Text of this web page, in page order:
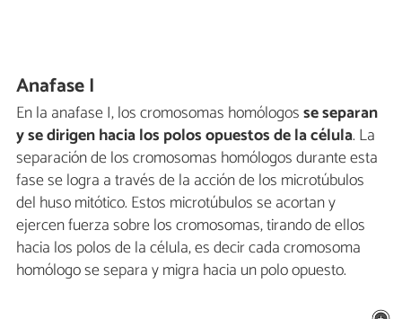
Anafase I
En la anafase I, los cromosomas homólogosse separan
y se dirigen hacia los polos opuestos de la célula. La
separación de los cromosomas homólogos durante esta
fase se logra a través de la acción de los microtúbulos
del huso mitótico. Estos microtúbulos se acortan y
ejercen fuerza sobre los cromosomas, tirando de ellos
hacia los polos de la célula, es decir cada cromosoma
homólogo se separa y migra hacia un polo opuesto.